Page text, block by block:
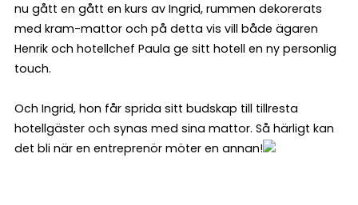
nu gått en gått en kurs av Ingrid, rummen dekorerats
med kram-mattor och på detta vis vill både ägaren
Henrik och hotellchef Paula ge sitt hotell en ny personlig
touch.
Och Ingrid, hon får sprida sitt budskap till tillresta
hotellgäster och synas med sina mattor. Så härligt kan
det bli när en entreprenör möter en annan!